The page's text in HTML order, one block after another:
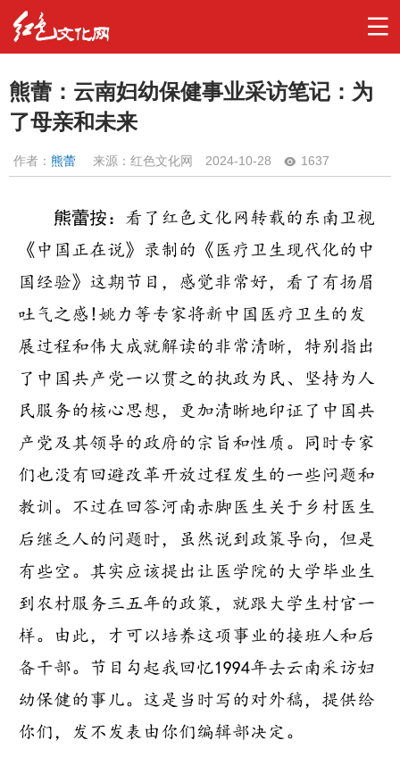
熊蕾：云南妇幼保健事业采访笔记：为
了母亲和未来
作者： 熊蕾 来源：红色文化网 2024-10-28 1637
熊蕾按： 看了红色文化网转载的东南卫视
《中国正在说》录制的《医疗卫生现代化的中
国经验》这期节目，感觉非常好，看了有扬眉
吐气之感!姚力等专家将新中国医疗卫生的发
展过程和伟大成就解读的非常清晰，特别指出
了中国共产党一以贯之的执政为民、坚持为人
民服务的核心思想，更加清晰地印证了中国共
产党及其领导的政府的宗旨和性质。同时专家
们也没有回避改革开放过程发生的一些问题和
教训。不过在回答河南赤脚医生关于乡村医生
后继乏人的问题时，虽然说到政策导向，但是
有些空。其实应该提出让医学院的大学毕业生
到农村服务三五年的政策，就跟大学生村官一
样。由此，才可以培养这项事业的接班人和后
备干部。节目勾起我回忆1994年去云南采访妇
幼保健的事儿。这是当时写的对外稿，提供给
你们，发不发表由你们编辑部决定。